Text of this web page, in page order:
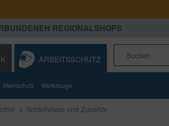
REGIONALSHOPS
Autogentechnik Technische Ausrüstungen
ARBEITSSCHUTZ
Atemschutz Werkzeuge
Schleifvliese und Zubehör